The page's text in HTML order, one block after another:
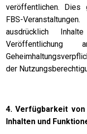
veröffentlichen.
FBS-
ausdrücklich
Veröffentlichung
der
4. Verfügbarkeit von
Inhalten und